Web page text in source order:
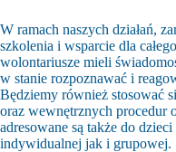
W ramach naszych działań,
szkolenia i wsparcie dla
wolontariusze mieli
w stanie rozpoznawać i
Będziemy również stosować
oraz wewnętrznych procedur
adresowane są także do
indywidualnej jak i grupowej.